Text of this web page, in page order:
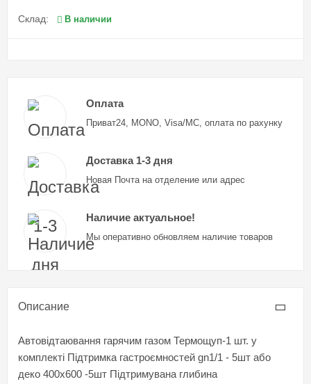
Склад: В наличии
Оплата
Приват24, MONO, Visa/MC, оплата по рахунку
Доставка 1-3 дня
Новая Почта на отделение или адрес
Наличие актуальное!
Мы оперативно обновляем наличие товаров
Описание
Автовідтаювання гарячим газом Термощуп-1 шт. у
комплекті Підтримка гастроємностей gn1/1 - 5шт або
деко 400x600 -5шт Підтримувана глибина